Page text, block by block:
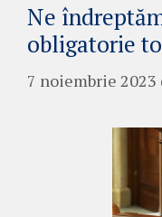
Ne
obligatorie
7 noiembrie 2023